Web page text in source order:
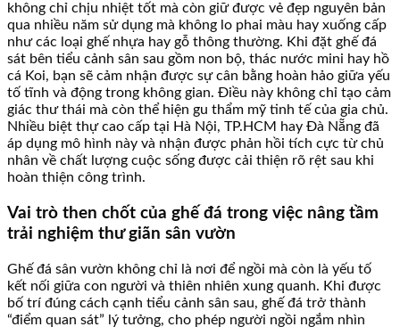
không chỉ chịu nhiệt tốt mà còn giữ được vẻ đẹp nguyên bản
qua nhiều năm sử dụng mà không lo phai màu hay xuống cấp
như các loại ghế nhựa hay gỗ thông thường. Khi đặt ghế đá
sát bên tiểu cảnh sân sau gồm non bộ, thác nước mini hay hồ
cá Koi, bạn sẽ cảm nhận được sự cân bằng hoàn hảo giữa yếu
tố tĩnh và động trong không gian. Điều này không chỉ tạo cảm
giác thư thái mà còn thể hiện gu thẩm mỹ tinh tế của gia chủ.
Nhiều biệt thự cao cấp tại Hà Nội, TP.HCM hay Đà Nẵng đã
áp dụng mô hình này và nhận được phản hồi tích cực từ chủ
nhân về chất lượng cuộc sống được cải thiện rõ rệt sau khi
hoàn thiện công trình.
Vai trò then chốt của ghế đá trong việc nâng tầm
trải nghiệm thư giãn sân vườn
Ghế đá sân vườn không chỉ là nơi để ngồi mà còn là yếu tố
kết nối giữa con người và thiên nhiên xung quanh. Khi được
bố trí đúng cách cạnh tiểu cảnh sân sau, ghế đá trở thành
“điểm quan sát” lý tưởng, cho phép người ngồi ngắm nhìn